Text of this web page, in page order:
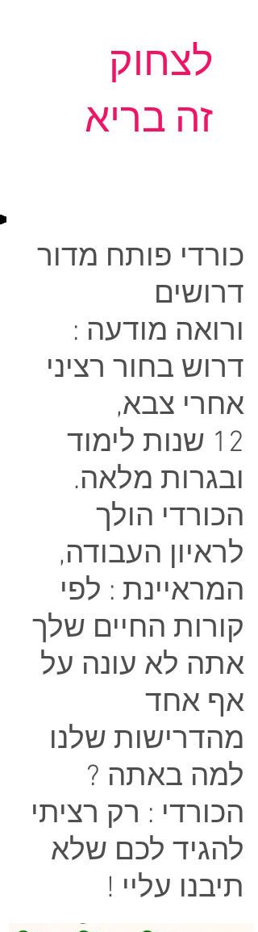
לצחוק
זה בריא
כורדי פותח מדור
דרושים
ורואה מודעה :
דרוש בחור רציני
אחרי צבא,
12 שנות לימוד
ובגרות מלאה.
הכורדי הולך
לראיון העבודה,
המראיינת : לפי
קורות החיים שלך
אתה לא עונה על
אף אחד
מהדרישות שלנו
למה באתה ?
הכורדי : רק רציתי
להגיד לכם שלא
תיבנו עליי !